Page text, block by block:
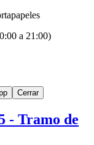
a 21:00)
Cerrar
- Tramo de